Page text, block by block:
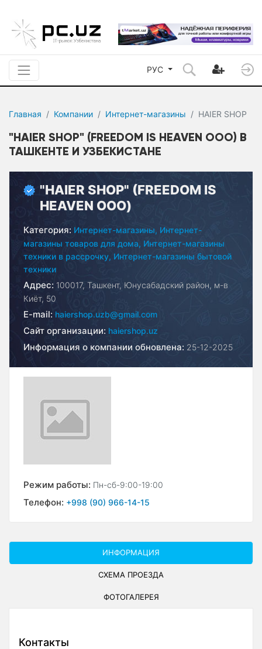
РУС
Главная Компании Интернет-магазины HAIER SHOP
"HAIER SHOP" (FREEDOM IS HEAVEN ООО) В
ТАШКЕНТЕ И УЗБЕКИСТАНЕ
"HAIER SHOP" (FREEDOM IS
HEAVEN ООО)
Категория: Интернет-магазины, Интернет-
магазины товаров для дома, Интернет-магазины
техники в рассрочку, Интернет-магазины бытовой
техники
Адрес: 100017, Ташкент, Юнусабадский район, м-в
Киёт, 50
E-mail: haiershop.uzb@gmail.com
Сайт организации: haiershop.uz
Информация о компании обновлена: 25-12-2025
Режим работы: Пн-сб-9:00-19:00
Телефон: +998 (90) 966-14-15
ИНФОРМАЦИЯ
СХЕМА ПРОЕЗДА
ФОТОГАЛЕРЕЯ
Контакты